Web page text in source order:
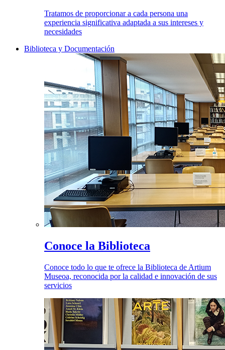
Tratamos de proporcionar a cada persona una
experiencia significativa adaptada a sus intereses y
necesidades
Biblioteca y Documentación
Conoce la Biblioteca
Conoce todo lo que te ofrece la Biblioteca de Artium
Museoa, reconocida por la calidad e innovación de sus
servicios